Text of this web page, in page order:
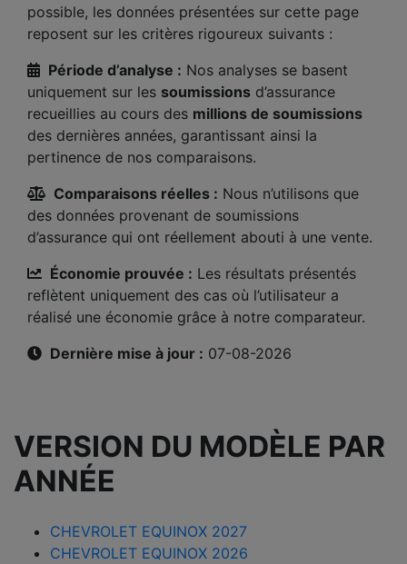
possible, les données présentées sur cette page
reposent sur les critères rigoureux suivants :
Période d’analyse : Nos analyses se basent
uniquement sur les soumissions d’assurance
recueillies au cours des millions de soumissions
des dernières années, garantissant ainsi la
pertinence de nos comparaisons.
Comparaisons réelles : Nous n’utilisons que
des données provenant de soumissions
d’assurance qui ont réellement abouti à une vente.
Économie prouvée : Les résultats présentés
reflètent uniquement des cas où l’utilisateur a
réalisé une économie grâce à notre comparateur.
Dernière mise à jour : 07-08-2026
VERSION DU MODÈLE PAR
ANNÉE
CHEVROLET EQUINOX 2027
CHEVROLET EQUINOX 2026